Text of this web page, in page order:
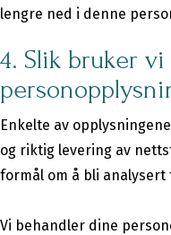
lengre ned i denne
4. Slik bruker
Enkelte av
og riktig levering av
formål om å bli
Vi behandler dine